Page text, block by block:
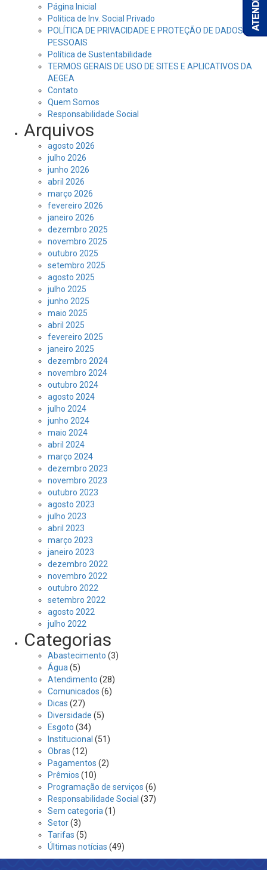
Página Inicial
Politica de Inv. Social Privado
POLÍTICA DE PRIVACIDADE E PROTEÇÃO DE DADOS
PESSOAIS
Política de Sustentabilidade
TERMOS GERAIS DE USO DE SITES E APLICATIVOS DA
AEGEA
Contato
Quem Somos
Responsabilidade Social
Arquivos
agosto 2026
julho 2026
junho 2026
abril 2026
março 2026
fevereiro 2026
janeiro 2026
dezembro 2025
novembro 2025
outubro 2025
setembro 2025
agosto 2025
julho 2025
junho 2025
maio 2025
abril 2025
fevereiro 2025
janeiro 2025
dezembro 2024
novembro 2024
outubro 2024
agosto 2024
julho 2024
junho 2024
maio 2024
abril 2024
março 2024
dezembro 2023
novembro 2023
outubro 2023
agosto 2023
julho 2023
abril 2023
março 2023
janeiro 2023
dezembro 2022
novembro 2022
outubro 2022
setembro 2022
agosto 2022
julho 2022
Categorias
Abastecimento (3)
Água (5)
Atendimento (28)
Comunicados (6)
Dicas (27)
Diversidade (5)
Esgoto (34)
Institucional (51)
Obras (12)
Pagamentos (2)
Prêmios (10)
Programação de serviços (6)
Responsabilidade Social (37)
Sem categoria (1)
Setor(3)
Tarifas (5)
Últimas notícias (49)